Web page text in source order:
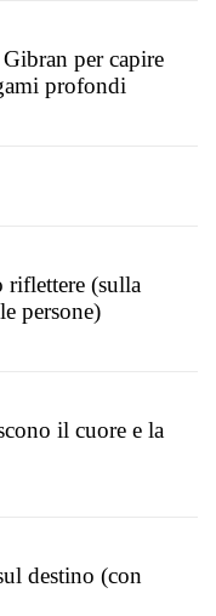
per capire
profondi
riflettere (sulla
persone)
il cuore e la
destino (con